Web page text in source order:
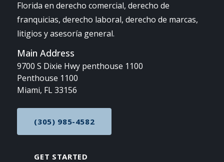
Florida en derecho comercial, derecho de
franquicias, derecho laboral, derecho de marcas,
litigios y asesoría general.
Main Address
9700 S Dixie Hwy penthouse 1100
Penthouse 1100
Miami, FL 33156
CALL NOW AT
(305) 985-4582
GET STARTED